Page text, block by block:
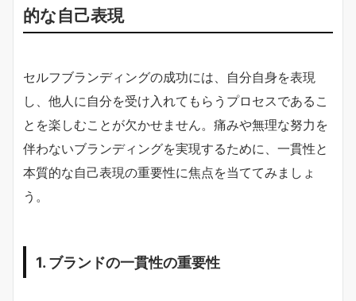
的な自己表現
セルフブランディングの成功には、自分自身を表現
し、他人に自分を受け入れてもらうプロセスであるこ
とを楽しむことが欠かせません。痛みや無理な努力を
伴わないブランディングを実現するために、一貫性と
本質的な自己表現の重要性に焦点を当ててみましょ
う。
1. ブランドの一貫性の重要性